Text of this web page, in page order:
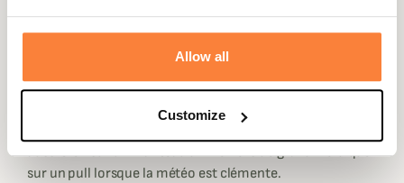
Allow all
Customize
Pour permettre à votre tout petit de prendre avec lui ses
essentiels lors de ses premières chasses, ce gilet fluo
dispose de deux poches zippées intérieures, de deux
aussi bien sur un manteau d'hiver lors de grand froid que
sur un pull lorsque la météo est clémente.